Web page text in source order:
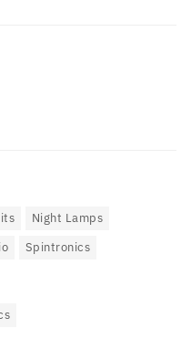
Night Lamps
Spintronics‎